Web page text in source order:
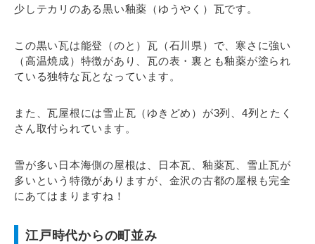
少しテカリのある黒い釉薬（ゆうやく）瓦です。
この黒い瓦は能登（のと）瓦（石川県）で、寒さに強い
（高温焼成）特徴があり、瓦の表・裏とも釉薬が塗られ
ている独特な瓦となっています。
また、瓦屋根には雪止瓦（ゆきどめ）が3列、4列とたく
さん取付られています。
雪が多い日本海側の屋根は、日本瓦、釉薬瓦、雪止瓦が
多いという特徴がありますが、金沢の古都の屋根も完全
にあてはまりますね！
江戸時代からの町並み